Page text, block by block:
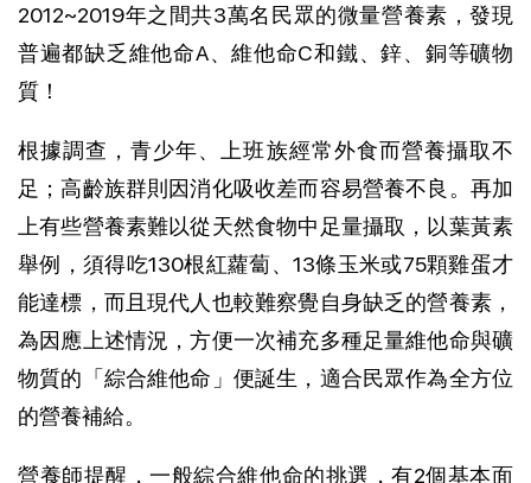
2012~2019年之間共3萬名民眾的微量營養素，發現
普遍都缺乏維他命A、維他命C和鐵、鋅、銅等礦物
質！
根據調查，青少年、上班族經常外食而營養攝取不
足；高齡族群則因消化吸收差而容易營養不良。再加
上有些營養素難以從天然食物中足量攝取，以葉黃素
舉例，須得吃130根紅蘿蔔、13條玉米或75顆雞蛋才
能達標，而且現代人也較難察覺自身缺乏的營養素，
為因應上述情況，方便一次補充多種足量維他命與礦
物質的「綜合維他命」便誕生，適合民眾作為全方位
的營養補給。
營養師提醒，一般綜合維他命的挑選，有2個基本面